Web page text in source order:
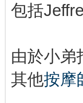
包括
由於小弟
其他按摩